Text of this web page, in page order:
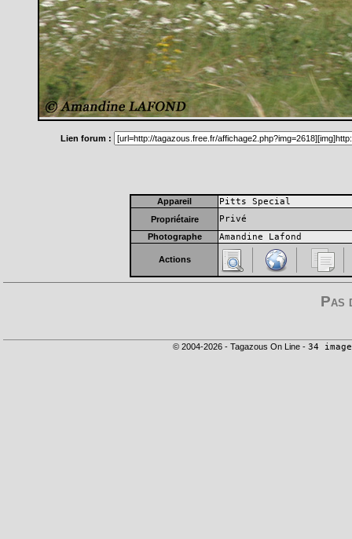
Lien forum :
Appareil Pitts Special
Propriétaire Privé
Photographe Amandine Lafond
Actions
Pas
© 2004-2026 - Tagazous On Line - 34